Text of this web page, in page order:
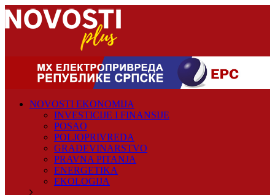
Skip
to
content
Novosti
NOVOSTI EKONOMIJA
INVESTICIJE I FINANSIJE
POSAO
POLJOPRIVREDA
GRAĐEVINARSTVO
PRAVNA PITANJA
ENERGETIKA
EKOLOGIJA